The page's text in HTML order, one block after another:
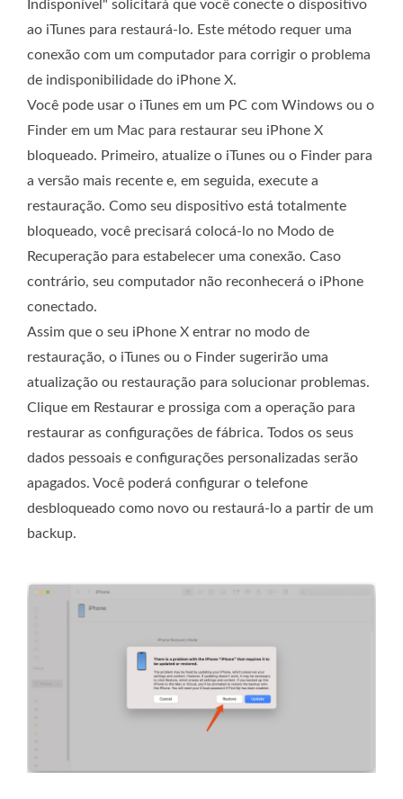
Indisponível" solicitará que você conecte o dispositivo
ao iTunes para restaurá-lo. Este método requer uma
conexão com um computador para corrigir o problema
de indisponibilidade do iPhone X.
Você pode usar o iTunes em um PC com Windows ou o
Finder em um Mac para restaurar seu iPhone X
bloqueado. Primeiro, atualize o iTunes ou o Finder para
a versão mais recente e, em seguida, execute a
restauração. Como seu dispositivo está totalmente
bloqueado, você precisará colocá-lo no Modo de
Recuperação para estabelecer uma conexão. Caso
contrário, seu computador não reconhecerá o iPhone
conectado.
Assim que o seu iPhone X entrar no modo de
restauração, o iTunes ou o Finder sugerirão uma
atualização ou restauração para solucionar problemas.
Clique em Restaurar e prossiga com a operação para
restaurar as configurações de fábrica. Todos os seus
dados pessoais e configurações personalizadas serão
apagados. Você poderá configurar o telefone
desbloqueado como novo ou restaurá-lo a partir de um
backup.